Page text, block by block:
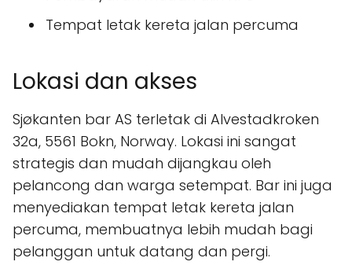
Tempat letak kereta jalan percuma
Lokasi dan akses
Sjøkanten bar AS terletak di Alvestadkroken
32a, 5561 Bokn, Norway. Lokasi ini sangat
strategis dan mudah dijangkau oleh
pelancong dan warga setempat. Bar ini juga
menyediakan tempat letak kereta jalan
percuma, membuatnya lebih mudah bagi
pelanggan untuk datang dan pergi.